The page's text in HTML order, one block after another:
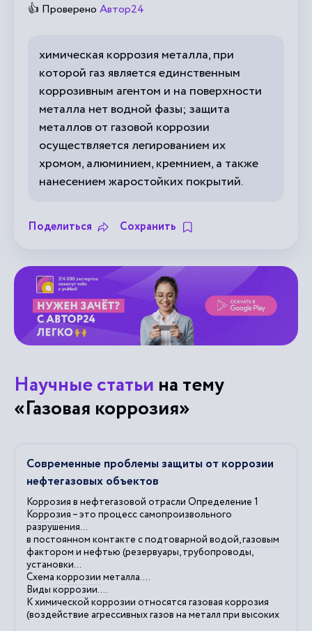
👍 Проверено Автор24
химическая коррозия металла, при
которой газ является единственным
коррозивным агентом и на поверхности
металла нет водной фазы; защита
металлов от газовой коррозии
осуществляется легированием их
хромом, алюминием, кремнием, а также
нанесением жаростойких покрытий.
Поделиться Сохранить
Научные статьи на тему
«Газовая коррозия»
Современные проблемы защиты от коррозии
нефтегазовых объектов
Коррозия в нефтегазовой отрасли Определение 1
Коррозия– это процесс самопроизвольного
разрушения...
в постоянном контакте с подтоварной водой,газовым
фактором и нефтью (резервуары, трубопроводы,
установки...
Схема коррозии металла....
Виды коррозии....
К химическойкоррозии относятся газовая коррозия
(воздействие агрессивных газов на металл при высоких